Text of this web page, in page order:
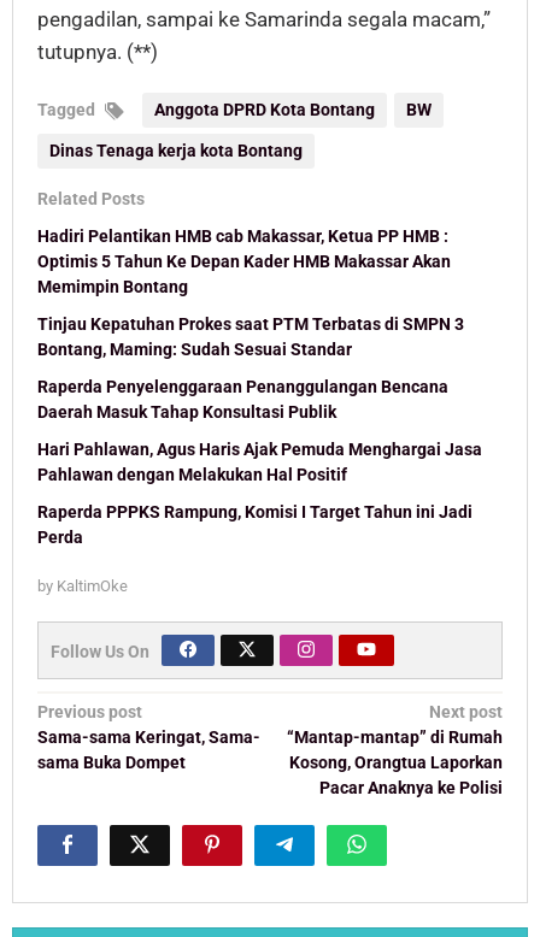
pengadilan, sampai ke Samarinda segala macam,”
tutupnya. (**)
Tagged Anggota DPRD Kota Bontang BW
Dinas Tenaga kerja kota Bontang
Related Posts
Hadiri Pelantikan HMB cab Makassar, Ketua PP HMB :
Optimis 5 Tahun Ke Depan Kader HMB Makassar Akan
Memimpin Bontang
Tinjau Kepatuhan Prokes saat PTM Terbatas di SMPN 3
Bontang, Maming: Sudah Sesuai Standar
Raperda Penyelenggaraan Penanggulangan Bencana
Daerah Masuk Tahap Konsultasi Publik
Hari Pahlawan, Agus Haris Ajak Pemuda Menghargai Jasa
Pahlawan dengan Melakukan Hal Positif
Raperda PPPKS Rampung, Komisi I Target Tahun ini Jadi
Perda
by KaltimOke
Follow Us On
Post
navigation
Previous post
Sama-sama Keringat, Sama-
sama Buka Dompet
Next post
“Mantap-mantap” di Rumah
Kosong, Orangtua Laporkan
Pacar Anaknya ke Polisi